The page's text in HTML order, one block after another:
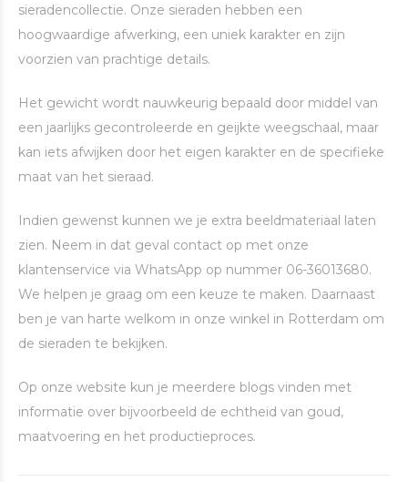
sieradencollectie. Onze sieraden hebben een
hoogwaardige afwerking, een uniek karakter en zijn
voorzien van prachtige details.
Het gewicht wordt nauwkeurig bepaald door middel van
een jaarlijks gecontroleerde en geijkte weegschaal, maar
kan iets afwijken door het eigen karakter en de specifieke
maat van het sieraad.
Indien gewenst kunnen we je extra beeldmateriaal laten
zien. Neem in dat geval contact op met onze
klantenservice via WhatsApp op nummer 06-36013680.
We helpen je graag om een keuze te maken. Daarnaast
ben je van harte welkom in onze winkel in Rotterdam om
de sieraden te bekijken.
Op onze website kun je meerdere blogs vinden met
informatie over bijvoorbeeld de echtheid van goud,
maatvoering en het productieproces.